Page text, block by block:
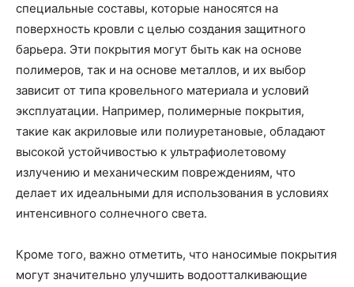
специальные составы, которые наносятся на
поверхность кровли с целью создания защитного
барьера. Эти покрытия могут быть как на основе
полимеров, так и на основе металлов, и их выбор
зависит от типа кровельного материала и условий
эксплуатации. Например, полимерные покрытия,
такие как акриловые или полиуретановые, обладают
высокой устойчивостью к ультрафиолетовому
излучению и механическим повреждениям, что
делает их идеальными для использования в условиях
интенсивного солнечного света.
Кроме того, важно отметить, что наносимые покрытия
могут значительно улучшить водоотталкивающие